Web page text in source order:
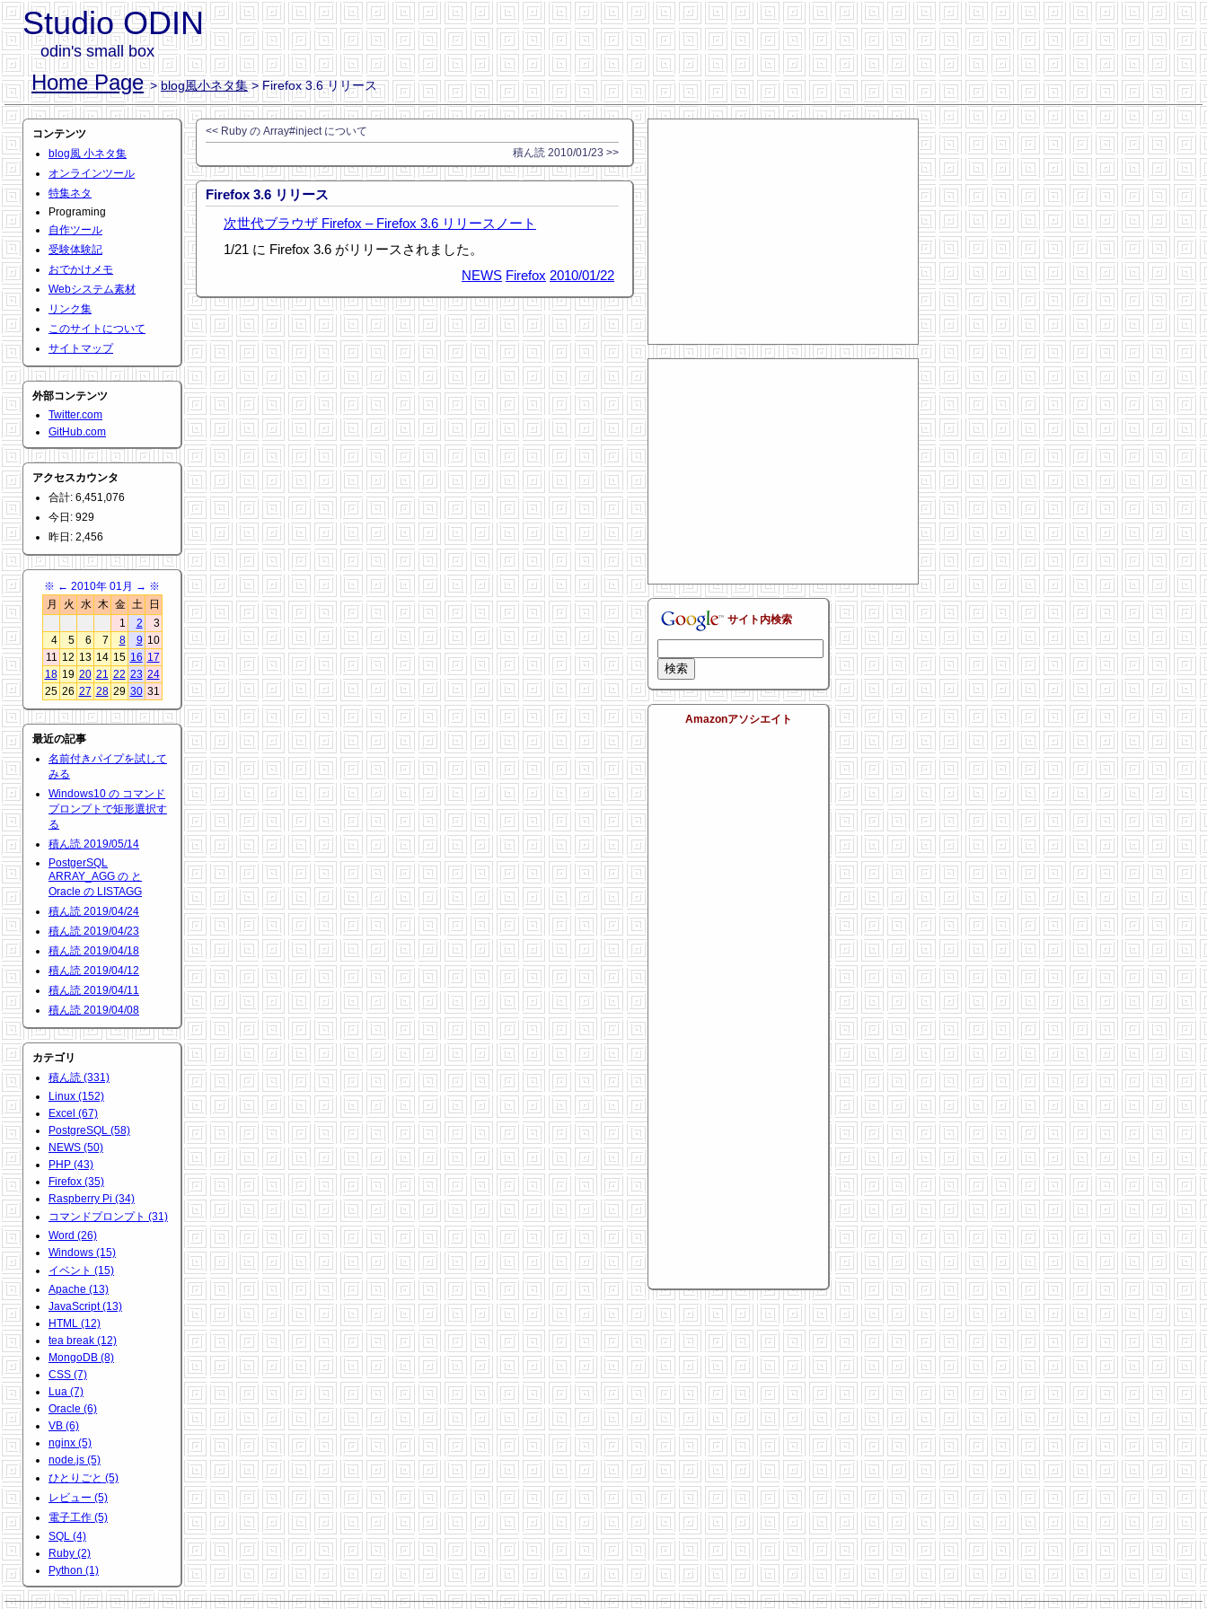
Studio ODIN
odin's small box
Home Page >blog風小ネタ集> Firefox 3.6 リリース
コンテンツ
blog風 小ネタ集
オンラインツール
特集ネタ
Programing
自作ツール
受験体験記
おでかけメモ
Webシステム素材
リンク集
このサイトについて
サイトマップ
外部コンテンツ
Twitter.com
GitHub.com
アクセスカウンタ
合計: 6,451,076
今日: 929
昨日: 2,456
※ ← 2010年 01月 → ※
月
火 水 木 金 土
日
1
2
3
4
5 6 7 8 9 10
11 12 13 14 15 16 17
18 19 20 21 22 23 24
25 26 27 28 29 30 31
最近の記事
名前付きパイプを試して
みる
Windows10 の コマンド
プロンプトで矩形選択す
る
積ん読 2019/05/14
PostgerSQL
ARRAY_AGG の と
Oracle の LISTAGG
積ん読 2019/04/24
積ん読 2019/04/23
積ん読 2019/04/18
積ん読 2019/04/12
積ん読 2019/04/11
積ん読 2019/04/08
カテゴリ
積ん読 (331)
Linux (152)
Excel (67)
PostgreSQL (58)
NEWS (50)
PHP (43)
Firefox (35)
Raspberry Pi (34)
コマンドプロンプト (31)
Word (26)
Windows (15)
イベント (15)
Apache (13)
JavaScript (13)
HTML (12)
tea break (12)
MongoDB (8)
CSS (7)
Lua (7)
Oracle (6)
VB (6)
nginx (5)
node.js (5)
ひとりごと (5)
レビュー (5)
電子工作 (5)
SQL (4)
Ruby (2)
Python (1)
<< Ruby の Array#inject について
積ん読 2010/01/23 >>
Firefox 3.6 リリース
次世代ブラウザ Firefox – Firefox 3.6 リリースノート
1/21 に Firefox 3.6 がリリースされました。
NEWS Firefox 2010/01/22
サイト内検索
Amazonアソシエイト